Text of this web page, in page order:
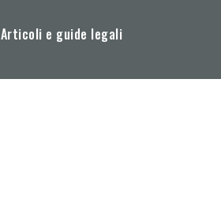
Articoli e guide legali